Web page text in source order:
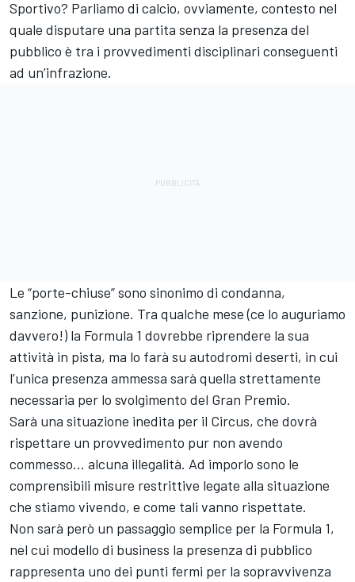
Sportivo? Parliamo di calcio, ovviamente, contesto nel
quale disputare una partita senza la presenza del
pubblico è tra i provvedimenti disciplinari conseguenti
ad un’infrazione.
Le “porte-chiuse” sono sinonimo di condanna,
sanzione, punizione. Tra qualche mese (ce lo auguriamo
davvero!) la Formula 1 dovrebbe riprendere la sua
attività in pista, ma lo farà su autodromi deserti, in cui
l’unica presenza ammessa sarà quella strettamente
necessaria per lo svolgimento del Gran Premio.
Sarà una situazione inedita per il Circus, che dovrà
rispettare un provvedimento pur non avendo
commesso… alcuna illegalità. Ad imporlo sono le
comprensibili misure restrittive legate alla situazione
che stiamo vivendo, e come tali vanno rispettate.
Non sarà però un passaggio semplice per la Formula 1,
nel cui modello di business la presenza di pubblico
rappresenta uno dei punti fermi per la sopravvivenza